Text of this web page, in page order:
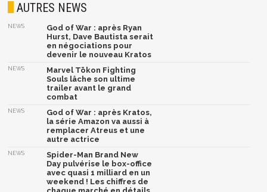
AUTRES NEWS
NEWS
God of War : après Ryan
Hurst, Dave Bautista serait
en négociations pour
devenir le nouveau Kratos
NEWS
Marvel Tōkon Fighting
Souls lâche son ultime
trailer avant le grand
combat
NEWS
God of War : après Kratos,
la série Amazon va aussi à
remplacer Atreus et une
autre actrice
NEWS
Spider-Man Brand New
Day pulvérise le box-office
avec quasi 1 milliard en un
weekend ! Les chiffres de